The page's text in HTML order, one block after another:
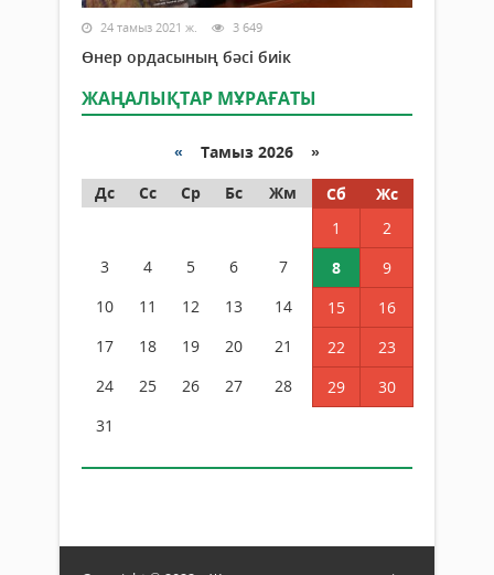
24 тамыз 2021 ж. 3 649
Өнер ордасының бәсі биік
ЖАҢАЛЫҚТАР МҰРАҒАТЫ
« Тамыз 2026 »
Дс
Сс Ср Бс Жм Сб
Жс
1
2
3
4 5 6 7 8
9
10
11 12 13 14 15
16
17
18 19 20 21 22
23
24
25 26 27 28 29
30
31